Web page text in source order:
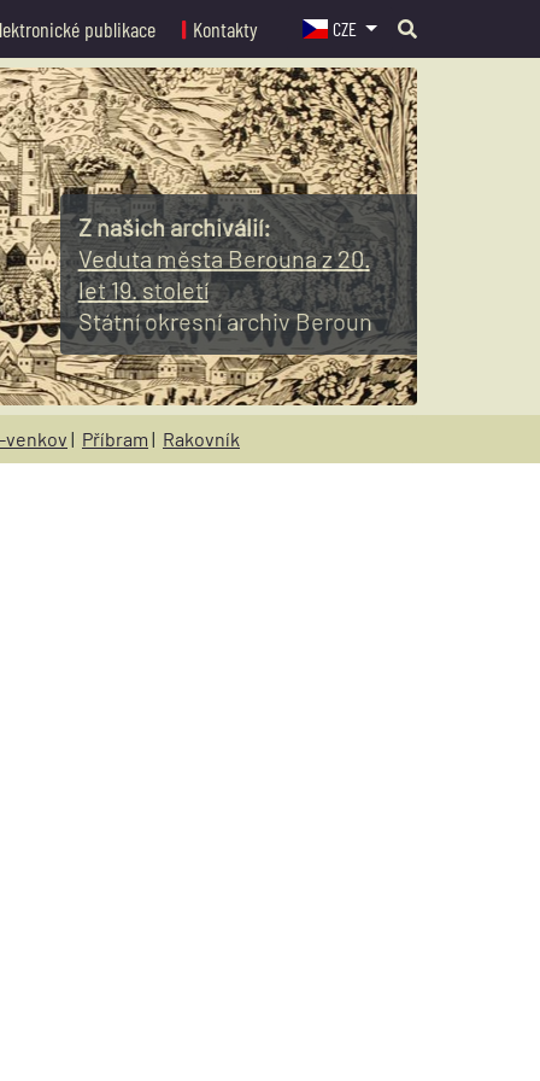
publikace Kontakty CZE
Z našich archiválií:
Veduta města Berouna z 20.
let 19. století
Státní okresní archiv Beroun
venkov | Příbram | Rakovník